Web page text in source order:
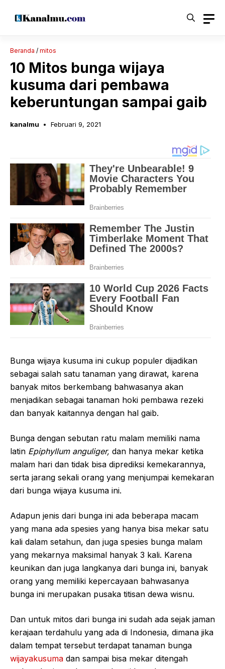
Beranda / mitos
10 Mitos bunga wijaya
kusuma dari pembawa
keberuntungan sampai gaib
kanalmu Februari 9, 2021
Bunga wijaya kusuma ini cukup populer dijadikan
sebagai salah satu tanaman yang dirawat, karena
banyak mitos berkembang bahwasanya akan
menjadikan sebagai tanaman hoki pembawa rezeki
dan banyak kaitannya dengan hal gaib.
Bunga dengan sebutan ratu malam memiliki nama
latin Epiphyllum anguliger, dan hanya mekar ketika
malam hari dan tidak bisa diprediksi kemekarannya,
serta jarang sekali orang yang menjumpai kemekaran
dari bunga wijaya kusuma ini.
Adapun jenis dari bunga ini ada beberapa macam
yang mana ada spesies yang hanya bisa mekar satu
kali dalam setahun, dan juga spesies bunga malam
yang mekarnya maksimal hanyak 3 kali. Karena
keunikan dan juga langkanya dari bunga ini, banyak
orang yang memiliki kepercayaan bahwasanya
bunga ini merupakan pusaka titisan dewa wisnu.
Dan untuk mitos dari bunga ini sudah ada sejak jaman
kerajaan terdahulu yang ada di Indonesia, dimana jika
dalam tempat tersebut terdapat tanaman bunga
wijayakusuma dan sampai bisa mekar ditengah